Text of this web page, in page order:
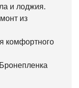
и лоджия.
из
комфортного